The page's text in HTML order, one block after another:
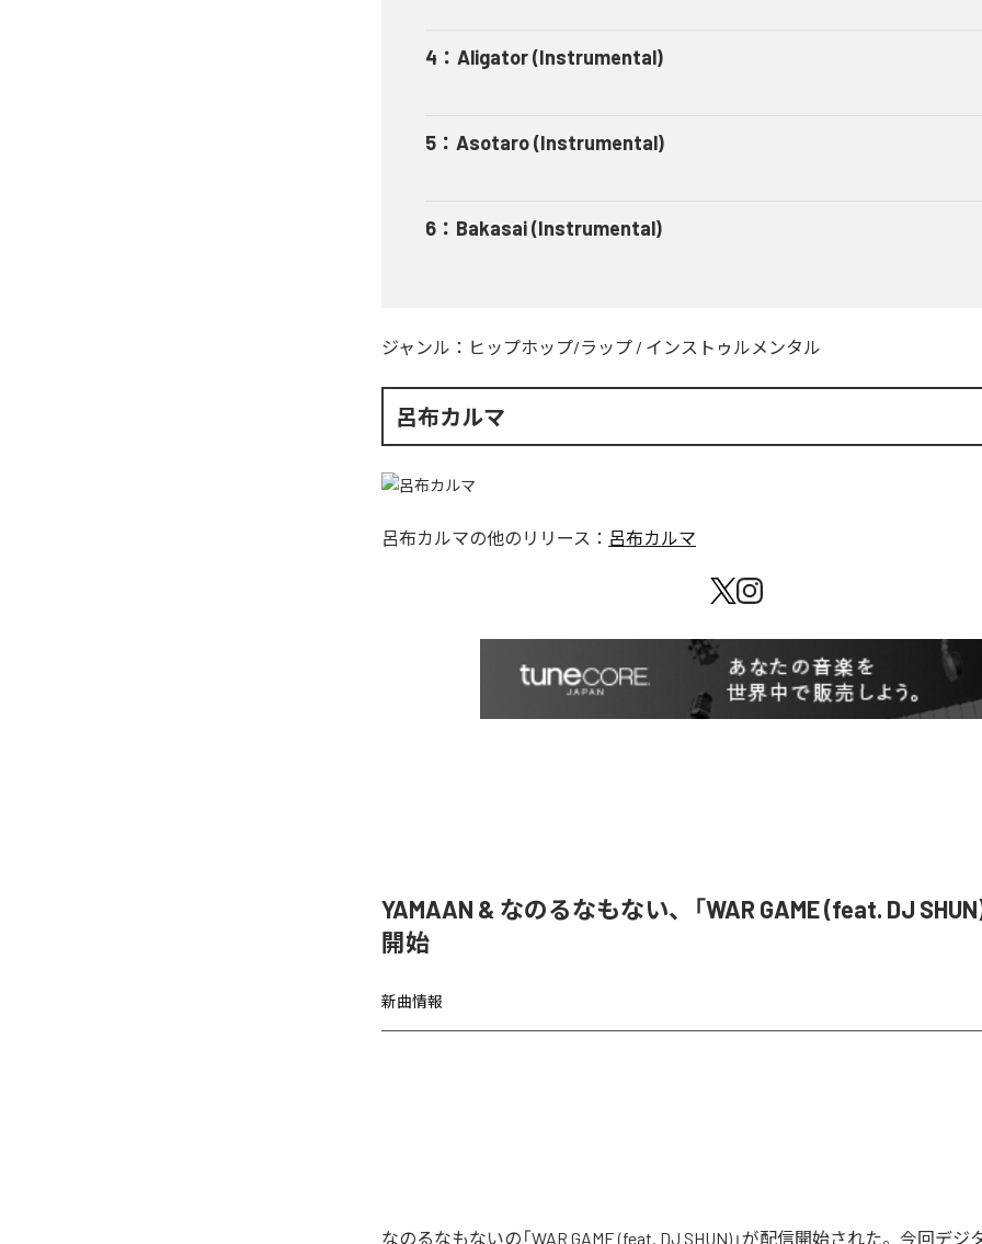
4 ： Aligator (Instrumental)
5 ： Asotaro (Instrumental)
6 ： Bakasai (Instrumental)
ジャンル： ヒップホップ/ラップ / インストゥルメンタル
呂布カルマ
呂布カルマの他のリリース： 呂布カルマ
YAMAAN & なのるなもない、「WAR GAME (feat. DJ
開始
新曲情報
なのるなもないの「WAR GAME (feat. DJ SHUN)」が配信開始された。今回デジ